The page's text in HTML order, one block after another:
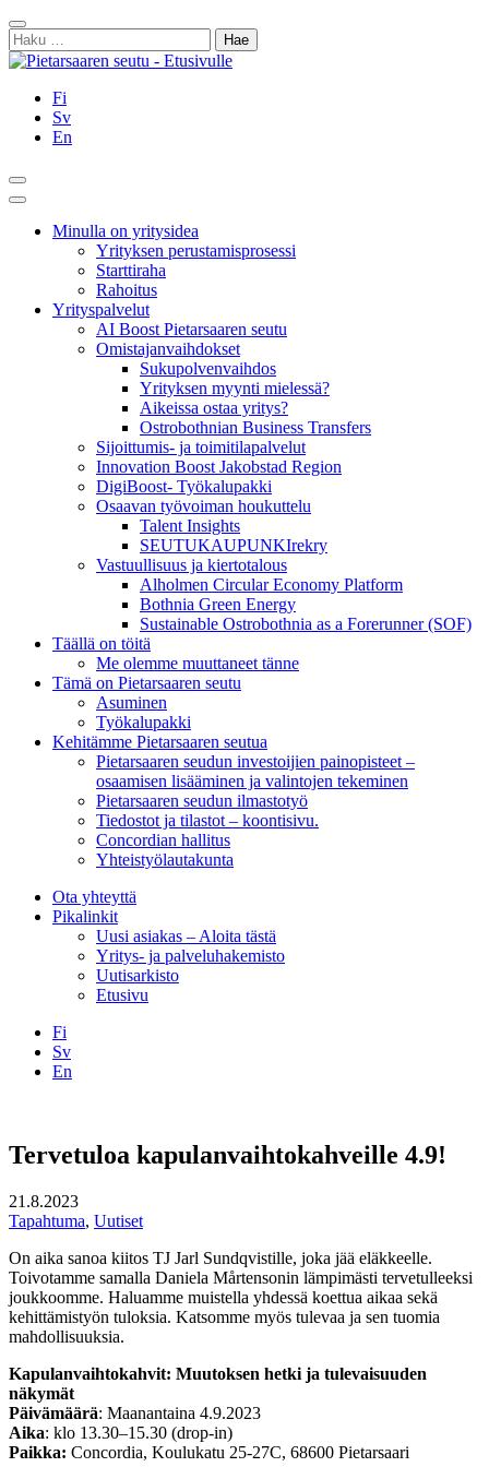
Siirry
sisältöön
Sulje
Haku:
Fi
Sv
En
Hae
Päävalikko
Minulla on yritysidea
Yrityksen perustamisprosessi
Starttiraha
Rahoitus
Yrityspalvelut
AI Boost Pietarsaaren seutu
Omistajanvaihdokset
Sukupolvenvaihdos
Yrityksen myynti mielessä?
Aikeissa ostaa yritys?
Ostrobothnian Business Transfers
Sijoittumis- ja toimitilapalvelut
Innovation Boost Jakobstad Region
DigiBoost- Työkalupakki
Osaavan työvoiman houkuttelu
Talent Insights
SEUTUKAUPUNKIrekry
Vastuullisuus ja kiertotalous
Alholmen Circular Economy Platform
Bothnia Green Energy
Sustainable Ostrobothnia as a Forerunner (SOF)
Täällä on töitä
Me olemme muuttaneet tänne
Tämä on Pietarsaaren seutu
Asuminen
Työkalupakki
Kehitämme Pietarsaaren seutua
Pietarsaaren seudun investoijien painopisteet –
osaamisen lisääminen ja valintojen tekeminen
Pietarsaaren seudun ilmastotyö
Tiedostot ja tilastot – koontisivu.
Concordian hallitus
Yhteistyölautakunta
Ota yhteyttä
Pikalinkit
Uusi asiakas – Aloita tästä
Yritys- ja palveluhakemisto
Uutisarkisto
Etusivu
Fi
Sv
En
Tervetuloa kapulanvaihtokahveille 4.9!
21.8.2023
Tapahtuma, Uutiset
On aika sanoa kiitos TJ Jarl Sundqvistille, joka jää eläkkeelle.
Toivotamme samalla Daniela Mårtensonin lämpimästi tervetulleeksi
joukkoomme. Haluamme muistella yhdessä koettua aikaa sekä
kehittämistyön tuloksia. Katsomme myös tulevaa ja sen tuomia
mahdollisuuksia.
Kapulanvaihtokahvit: Muutoksen hetki ja tulevaisuuden
näkymät
Päivämäärä: Maanantaina 4.9.2023
Aika: klo 13.30–15.30 (drop-in)
Paikka: Concordia, Koulukatu 25-27C, 68600 Pietarsaari